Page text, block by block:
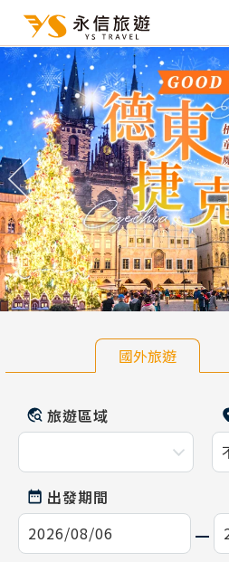
往前
國外旅遊
旅遊區域
出發期間